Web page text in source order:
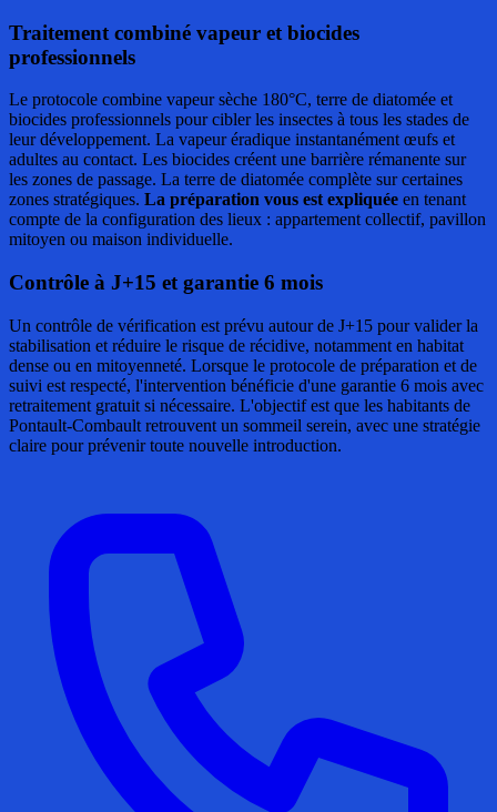
Traitement combiné vapeur et biocides
professionnels
Le protocole combine vapeur sèche 180°C, terre de diatomée et
biocides professionnels pour cibler les insectes à tous les stades de
leur développement. La vapeur éradique instantanément œufs et
adultes au contact. Les biocides créent une barrière rémanente sur
les zones de passage. La terre de diatomée complète sur certaines
zones stratégiques. La préparation vous est expliquée en tenant
compte de la configuration des lieux : appartement collectif, pavillon
mitoyen ou maison individuelle.
Contrôle à J+15 et garantie 6 mois
Un contrôle de vérification est prévu autour de J+15 pour valider la
stabilisation et réduire le risque de récidive, notamment en habitat
dense ou en mitoyenneté. Lorsque le protocole de préparation et de
suivi est respecté, l'intervention bénéficie d'une garantie 6 mois avec
retraitement gratuit si nécessaire. L'objectif est que les habitants de
Pontault-Combault retrouvent un sommeil serein, avec une stratégie
claire pour prévenir toute nouvelle introduction.